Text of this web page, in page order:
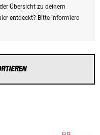
Übersicht zu deinem
entdeckt? Bitte informiere